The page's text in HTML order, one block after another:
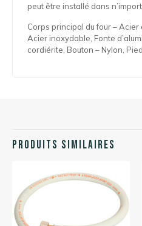
peut être installé dans
Corps principal du four –
Acier inoxydable, Fonte
cordiérite, Bouton – Nylon,
Produits similaires